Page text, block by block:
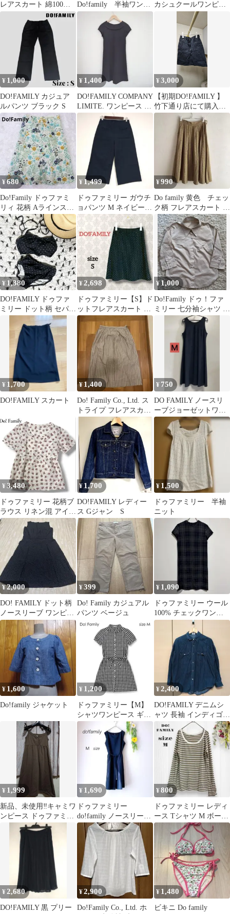
レアスカート 綿100% S
サイズ
Do!family 半袖ワンピ
ース ドット Mサイ
カシュクールワンピー
ス 半袖 黒
¥ 1,000
DO!FAMILY カジュア
ルパンツ ブラック S
¥ 1,400
DO!FAMILY COMPANY
LIMITE. ワンピース M
★0171
¥3,000
【初期DO!FAMILY 】
竹下通り店にて購入デ
ニムスカート 黒系(ダ
イロン染)
¥680
Do!Family ドゥファミ
リィ 花柄 Aラインスカ
ート 膝丈 フレア 春夏
¥ 1,499
ドゥファミリー ガウチ
ョパンツ M ネイビー
カジュアル オフィス シ
ンプル
¥990
Do family 黄色 チェッ
ク柄 フレアスカート 膝
下 レトロ
¥ 1,380
DO!FAMILY ドゥファ
ミリー ドット柄 セパレ
ート水着 ネイビー 日本
¥2,698
ドゥファミリー【S】ド
ットフレアスカート ミ
ディ丈 モノトーン 白黒
¥1,000
Do!Family ドゥ！ファ
ミリー 七分袖シャツ ベ
¥ 1,700
DO!FAMILY スカート
¥1,400
Do! Family Co., Ltd. ス
トライプ フレアスカー
¥ 750
DO FAMILY ノースリ
ーブジョーゼットワン
ピース 黒 サイズＭ
¥ 3,480
ドゥファミリー 花柄ブ
ラウス リネン混 アイボ
リー M ペプラム 日本
製
¥1,700
DO!FAMILY レディー
ス Gジャン S
¥ 1,500
ドゥファミリー 半袖
ニット
¥2,000
DO! FAMILY ドット柄
ノースリーブ ワンピー
ス
¥399
Do! Family カジュアル
パンツ ベージュ
¥ 1,090
ドゥファミリー ウール
100% チェックワンピ
ース Mサイズ ネイビー
¥ 1,600
Do!family ジャケット
¥ 1,200
ドゥファミリー【M】
シャツワンピース ギン
ガムチェック ウエスト
リボン 半袖
¥2,400
DO!FAMILY デニムシ
ャツ 長袖 インディゴ
サイズ38
¥ 1,999
新品、未使用‼️キャミワ
ンピース ドゥファミリ
ー サイズM
¥ 1,690
ドゥファミリー
do!family ノースリーブ
ワンピース （Ｍ）ヒザ
¥800
ドゥファミリー レディ
ース Tシャツ M ボーダ
ー レーヨン コットン
¥ 2,680
DO!FAMILY 黒 プリー
¥2,900
Do!Family Co., Ltd. ホ
¥ 1,480
ビキニ Do family